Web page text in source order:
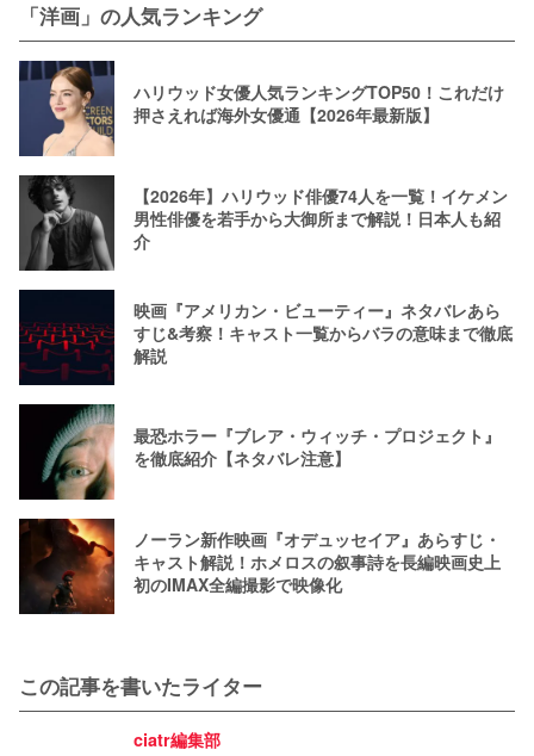
「洋画」の人気ランキング
ハリウッド女優人気ランキングTOP50！これだけ
押さえれば海外女優通【2026年最新版】
【2026年】ハリウッド俳優74人を一覧！イケメン
男性俳優を若手から大御所まで解説！日本人も紹
介
映画『アメリカン・ビューティー』ネタバレあら
すじ&考察！キャスト一覧からバラの意味まで徹底
解説
最恐ホラー『ブレア・ウィッチ・プロジェクト』
を徹底紹介【ネタバレ注意】
ノーラン新作映画『オデュッセイア』あらすじ・
キャスト解説！ホメロスの叙事詩を長編映画史上
初のIMAX全編撮影で映像化
この記事を書いたライター
ciatr編集部